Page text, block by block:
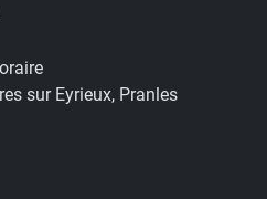
sur Eyrieux, Pranles